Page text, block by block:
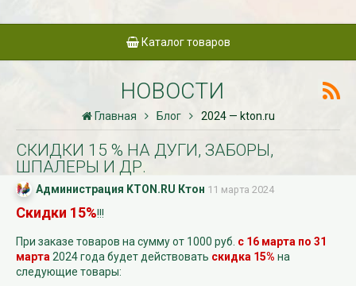
Каталог товаров
НОВОСТИ
Главная Блог 2024 — kton.ru
СКИДКИ 15 % НА ДУГИ, ЗАБОРЫ,
ШПАЛЕРЫ И ДР.
Администрация KTON.RU Ктон 11 марта 2024
Скидки 15%!!!
При заказе товаров на сумму от 1000 руб. с 16 марта по 31
марта 2024 года будет действовать скидка 15% на
следующие товары: